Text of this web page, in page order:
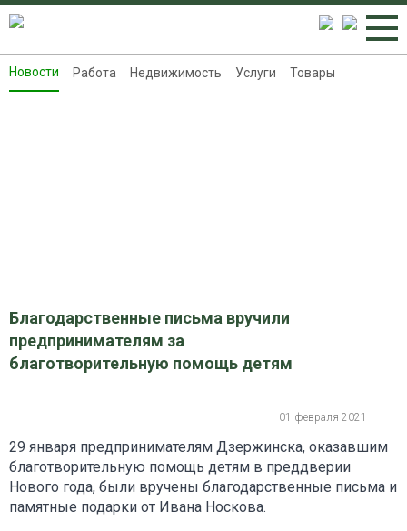
Новости
Новости Работа Недвижимость Услуги Товары
Благодарственные письма вручили
предпринимателям за
благотворительную помощь детям
01 февраля 2021
29 января предпринимателям Дзержинска, оказавшим
благотворительную помощь детям в преддверии
Нового года, были вручены благодарственные письма и
памятные подарки от Ивана Носкова.